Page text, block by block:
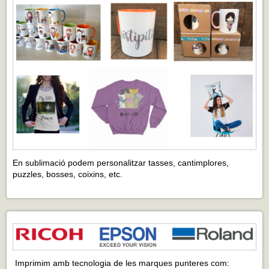
En sublimació podem personalitzar tasses, cantimplores,
puzzles, bosses, coixins, etc.
Imprimim amb tecnologia de les marques punteres com: